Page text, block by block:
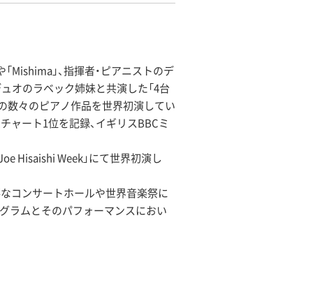
Mishima」、指揮者・ピアニストのデ
オのラベック姉妹と共演した「4台
数々のピアノ作品を世界初演してい
ャート1位を記録、イギリスBBCミ
Hisaishi Week」にて世界初演し
なコンサートホールや世界音楽祭に
ラムとそのパフォーマンスにおい